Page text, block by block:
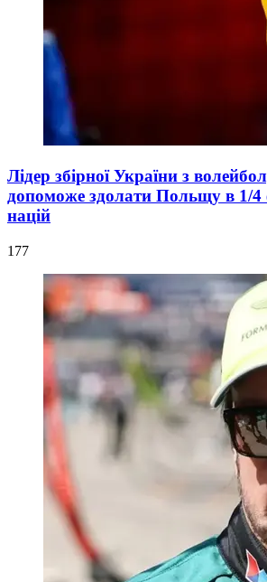
Лідер збірної України з
допоможе здолати Польщу в 1/4
націй
177